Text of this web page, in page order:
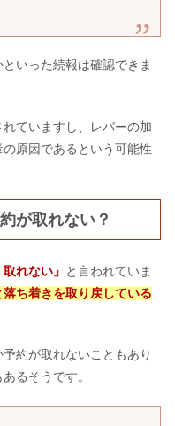
いった続報は確認できま
ていますし、レバーの加
原因であるという可能性
が取れない？
取れない」 と言われていま
ち着きを取り戻している
約が取れないこともあり
るそうです。